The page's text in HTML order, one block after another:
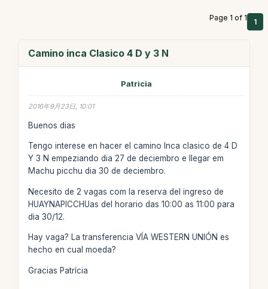
Page 1 of 1 1
Camino inca Clasico 4 D y 3 N
Patricia
2016年9月23日, 10:01
Buenos dias
Tengo interese en hacer el camino Inca clasico de 4 D
Y 3 N empeziando dia 27 de deciembro e llegar em
Machu picchu dia 30 de deciembro.
Necesito de 2 vagas com la reserva del ingreso de
HUAYNAPICCHUas del horario das 10:00 as 11:00 para
dia 30/12.
Hay vaga? La transferencia VÍA WESTERN UNIÓN es
hecho en cual moeda?
Gracias Patrícia